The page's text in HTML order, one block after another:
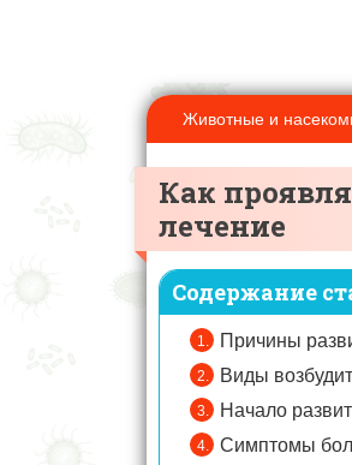
Животные и
Как
лечение
Содержание
Причины
Виды
Начало
Симптомы